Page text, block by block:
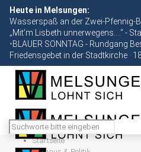
Heute in Melsungen:
Wasserspaß an der Zwei-Pfennig-
„Mit’m Lisbeth unnerwegens….“ -
•BLAUER SONNTAG - Rundgang
Friedensgebet in der Stadtkirche ·
Startseite